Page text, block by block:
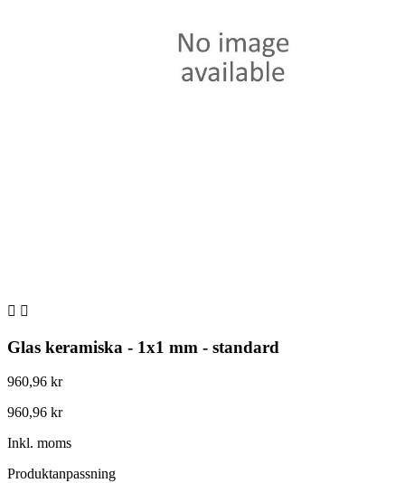
 
Glas keramiska - 1x1 mm - standard
960,96 kr
960,96 kr
Inkl. moms
Produktanpassning